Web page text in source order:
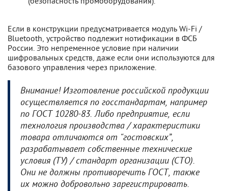
Если в конструкции предусматривается модуль Wi-Fi /
Bluetooth, устройство подлежит нотификации в ФСБ
России. Это непременное условие при наличии
шифровальных средств, даже если они используются для
базового управления через приложение.
Внимание! Изготовление российской продукции
осуществляется по госстандартам, например
по ГОСТ 10280-83. Либо предприятие, если
технология производства / характеристики
товара отличаются от “гостовских”,
разрабатывает собственные технические
условия (ТУ) / стандарт организации (СТО).
Они не должны противоречить ГОСТ, также
их можно добровольно зарегистрировать.